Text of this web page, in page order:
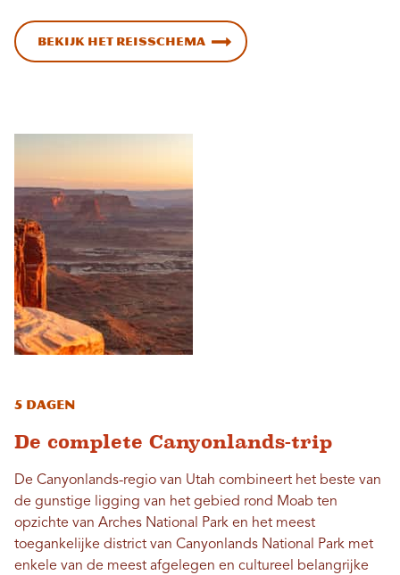
Bekijk het reisschema
5 dagen
De complete Canyonlands-trip
De Canyonlands-regio van Utah combineert het beste van
de gunstige ligging van het gebied rond Moab ten
opzichte van Arches National Park en het meest
toegankelijke district van Canyonlands National Park met
enkele van de meest afgelegen en cultureel belangrijke